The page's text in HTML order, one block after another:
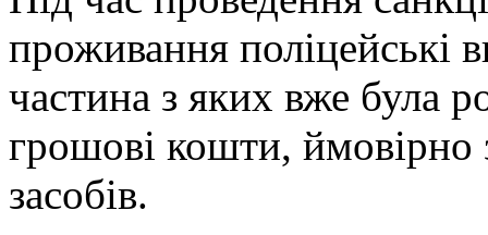
проживання поліцейські
частина з яких вже була
грошові кошти, ймовірно
засобів.